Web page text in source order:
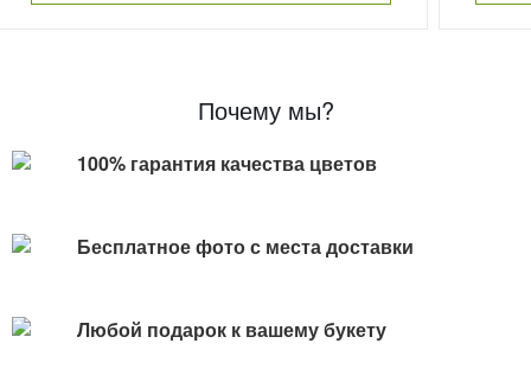
Почему мы?
100% гарантия качества цветов
Бесплатное фото с места доставки
Любой подарок к вашему букету